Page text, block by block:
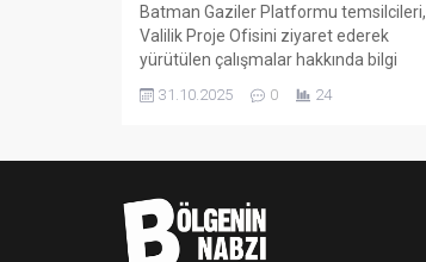
Batman Gaziler Platformu temsilcileri,
Valilik Proje Ofisini ziyaret ederek
yürütülen çalışmalar hakkında bilgi
31.10.2025 0 24